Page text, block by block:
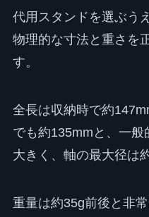
代用スタンドを選ぶう
物理的な寸法と重さを
す。
全長は収納時で約
でも約135mmと、一般
大きく、軸の最大径は
重量は約35g前後と非